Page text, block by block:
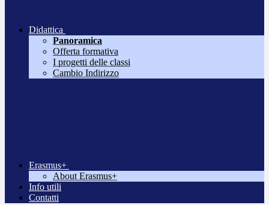
Didattica
Panoramica
Offerta formativa
I progetti delle classi
Cambio Indirizzo
Erasmus+
About Erasmus+
Info utili
Contatti